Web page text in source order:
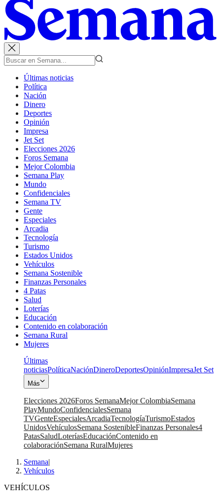
Últimas noticias
Política
Nación
Dinero
Deportes
Opinión
Impresa
Jet Set
Elecciones 2026
Foros Semana
Mejor Colombia
Semana Play
Mundo
Confidenciales
Semana TV
Gente
Especiales
Arcadia
Tecnología
Turismo
Estados Unidos
Vehículos
Semana Sostenible
Finanzas Personales
4 Patas
Salud
Loterías
Educación
Contenido en colaboración
Semana Rural
Mujeres
Últimas
noticiasPolíticaNaciónDineroDeportesOpiniónImpresaJet Set
Más
Elecciones 2026Foros SemanaMejor ColombiaSemana
PlayMundoConfidencialesSemana
TVGenteEspecialesArcadiaTecnologíaTurismoEstados
UnidosVehículosSemana SostenibleFinanzas Personales4
PatasSaludLoteríasEducaciónContenido en
colaboraciónSemana RuralMujeres
Semana|
Vehículos
VEHÍCULOS